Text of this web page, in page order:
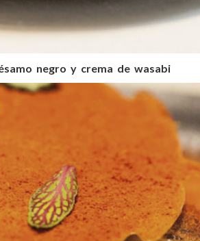
negro y crema de wasabi